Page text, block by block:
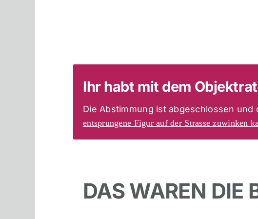
Ihr habt mit dem
Die Abstimmung ist abgeschlossen
entsprungene Figur auf der Strasse zuwinken
DAS WAREN DIE